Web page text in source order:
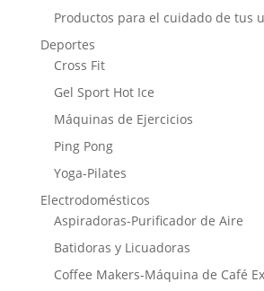
Productos para el cuidado de tus
Deportes
Cross Fit
Gel Sport Hot Ice
Máquinas de Ejercicios
Ping Pong
Yoga-Pilates
Electrodomésticos
Aspiradoras-Purificador de Aire
Batidoras y Licuadoras
Coffee Makers-Máquina de Café